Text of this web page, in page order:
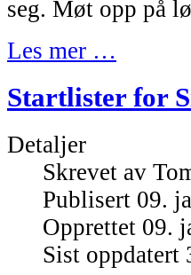
seg. Møt opp på
Les mer …
Startlister for
Detaljer
Skrevet av
Publisert 09.
Opprettet 09.
Sist oppdatert